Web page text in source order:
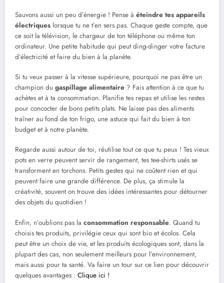
Sauvons aussi un peu d’énergie ! Pense à éteindre tes appareils
électriques lorsque tu ne t’en sers pas. Chaque geste compte, que
ce soit la télévision, le chargeur de ton téléphone ou même ton
ordinateur. Une petite habitude qui peut ding-dinger votre facture
d’électricité et faire du bien à la planète.
Si tu veux passer à la vitesse supérieure, pourquoi ne pas être un
champion du gaspillage alimentaire ? Fais attention à ce que tu
achètes et à ta consommation. Planifie tes repas et utilise les restes
pour concocter de bons petits plats. Ne laisse pas des aliments
traîner au fond de ton frigo, une astuce qui fait du bien à ton
budget et à notre planète.
Regarde aussi autour de toi, réutilise tout ce que tu peux ! Tes vieux
pots en verre peuvent servir de rangement, tes tee-shirts usés se
transforment en torchons. Petits gestes qui ne coûtent rien et qui
peuvent faire une grande différence. De plus, ça stimule la
créativité, souvent on trouve des idées intéressantes pour détourner
des objets du quotidien !
Enfin, n’oublions pas la consommation responsable. Quand tu
choisis tes produits, privilégie ceux qui sont bio et écolos. Cela
peut être un choix de vie, et les produits écologiques sont, dans la
plupart des cas, non seulement meilleurs pour l’environnement,
mais aussi pour ta santé. Va faire un tour sur ce lien pour découvrir
quelques avantages : Clique ici !